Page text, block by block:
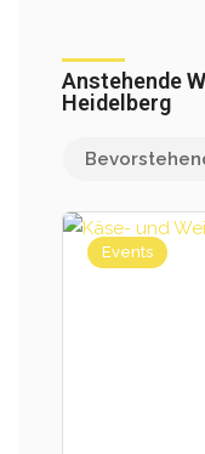
Anstehende
Heidelberg
Events